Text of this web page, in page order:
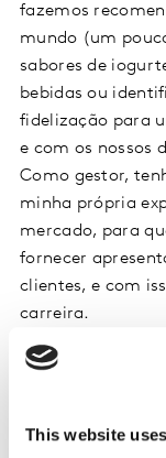
This website
fazemos
mundo (um
sabores de
bebidas ou
fidelização para
e com os nossos
Como gestor,
minha própria
mercado, para
fornecer
clientes, e com
carreira.
O que